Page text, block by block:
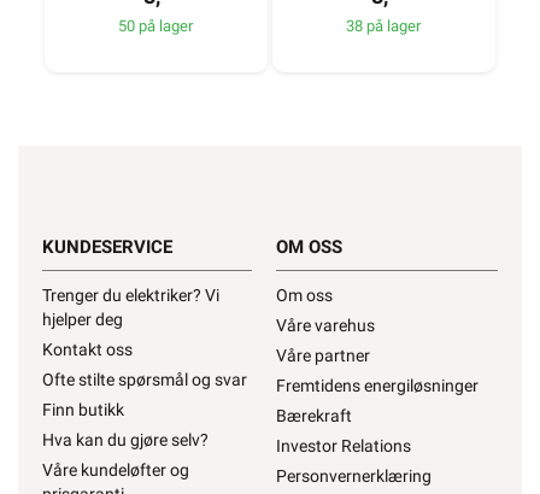
50 på lager 38 på lager
KUNDESERVICE
Trenger du elektriker? Vi
hjelper deg
Kontakt oss
Ofte stilte spørsmål og svar
Finn butikk
Hva kan du gjøre selv?
Våre kundeløfter og
OM OSS
Om oss
Våre varehus
Våre partner
Fremtidens energiløsninger
Bærekraft
Investor Relations
Personvernerklæring